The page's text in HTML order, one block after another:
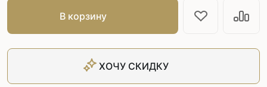
В корзину
ХОЧУ СКИДКУ